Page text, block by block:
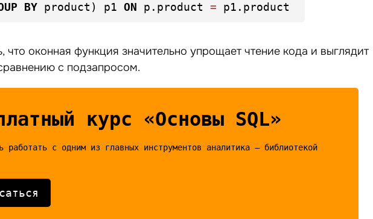
BY product) p1 ON p.product =
что оконная функция значительно упрощает чтение кода и выглядит
с подзапросом.
курс «Основы SQL»
работать c одним из главных инструментов аналитика — библиотекой